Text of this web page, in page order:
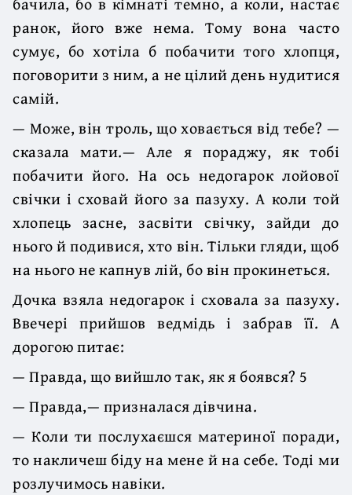
ранок, його вже нема. Тому вона часто
сумує, бо хотіла б побачити того хлопця,
поговорити з ним, а не цілий день нудитися
самій.
— Може, він троль, що ховається від тебе? —
сказала мати.— Але я пораджу, як тобі
побачити його. На ось недогарок лойової
свічки і сховай його за пазуху. А коли той
хлопець засне, засвіти свічку, зайди до
нього й подивися, хто він. Тільки гляди, щоб
на нього не капнув лій, бо він прокинеться.
Дочка взяла недогарок і сховала за пазуху.
Ввечері прийшов ведмідь і забрав її. А
дорогою питає:
— Правда, що вийшло так, як я боявся? 5
— Правда,— призналася дівчина.
— Коли ти послухаєшся материної поради,
то накличеш біду на мене й на себе. Тоді ми
розлучимось навіки.